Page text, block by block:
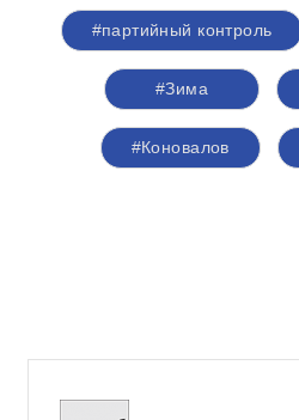
#партийный контроль
#Зима
#Коновалов